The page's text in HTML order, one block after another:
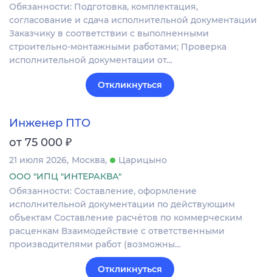
Обязанности: Подготовка, комплектация,
согласование и сдача исполнительной документации
Заказчику в соответствии с выполненными
строительно-монтажными работами; Проверка
исполнительной документации от…
Откликнуться
Инженер ПТО
от 75 000 ₽
21 июля 2026 Москва
Царицыно
ООО "ИПЦ "ИНТЕРАКВА"
Обязанности: Составление, оформление
исполнительной документации по действующим
объектам Составление расчётов по коммерческим
расценкам Взаимодействие с ответственными
производителями работ (возможны…
Откликнуться